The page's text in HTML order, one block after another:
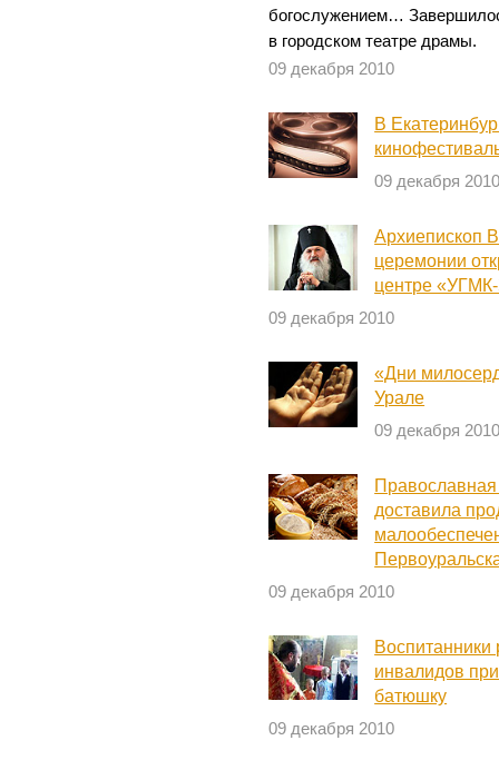
богослужением…
в городском театре драмы.
09 декабря 2010
В
09 декабря
Архиепископ
церемонии
центре
09 декабря 2010
«Дни
Урале
09 декабря
доставила
09 декабря 2010
Воспитанники
инвалидов
батюшку
09 декабря 2010